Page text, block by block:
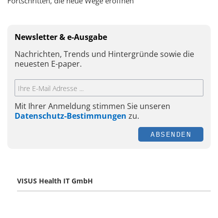
Newsletter & e-Ausgabe
Nachrichten, Trends und Hintergründe sowie die
neuesten E-paper.
Mit Ihrer Anmeldung stimmen Sie unseren
Datenschutz-Bestimmungen zu.
ABSENDEN
VISUS Health IT GmbH